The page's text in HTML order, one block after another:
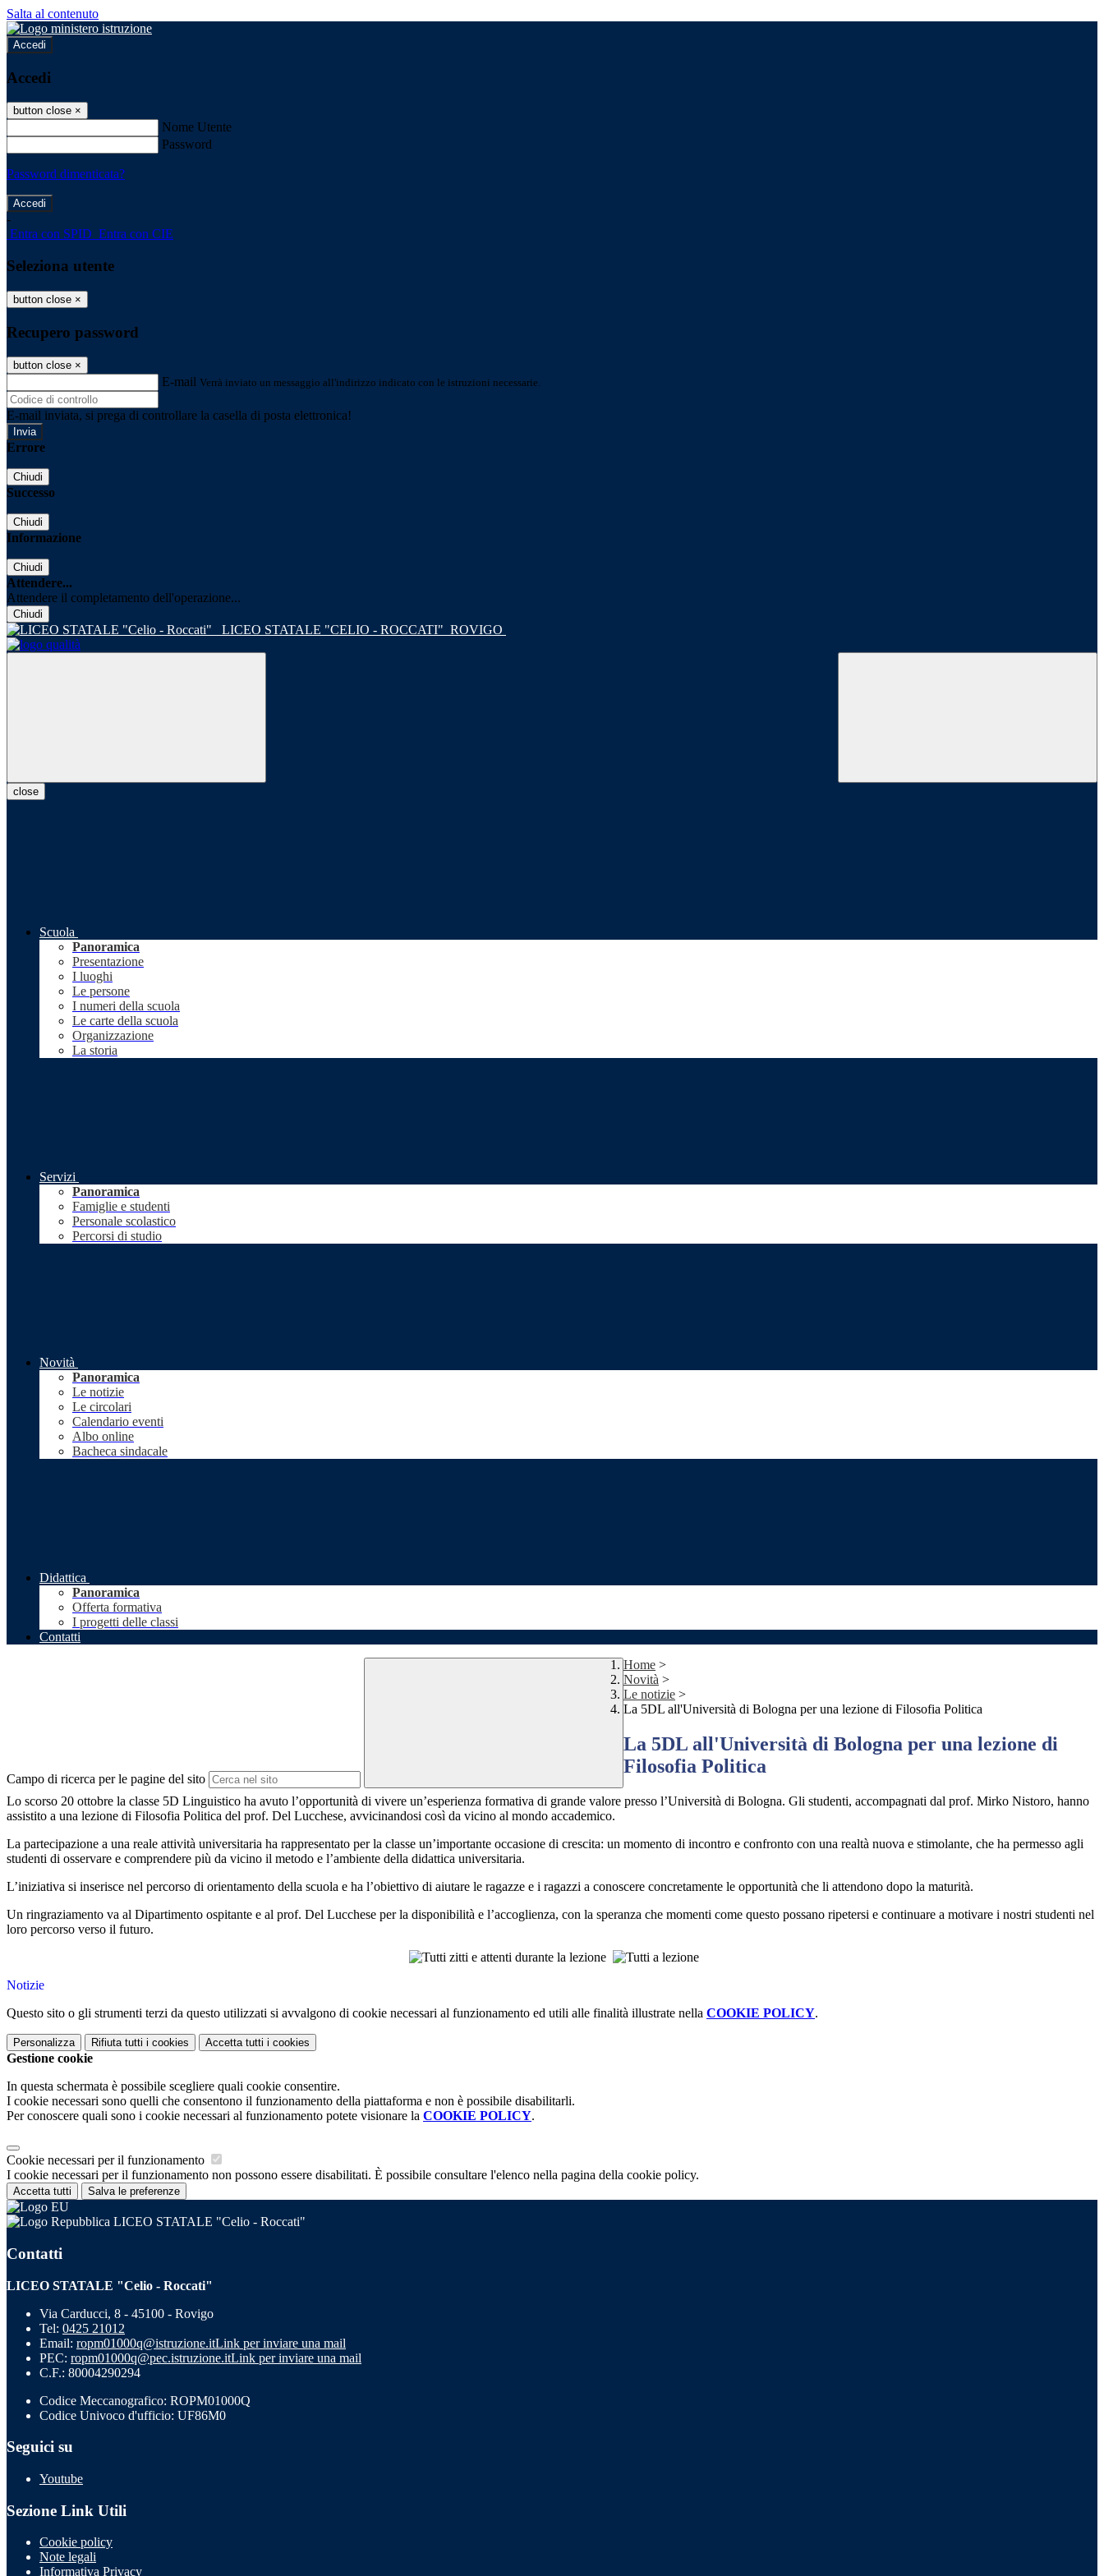
Salta al contenuto
Accedi
Accedi
button close ×
Nome Utente
Password
Password dimenticata?
-
Entra con SPID Entra con CIE
Seleziona utente
button close ×
Recupero password
button close ×
E-mail Verrà inviato un messaggio all'indirizzo indicato con le istruzioni necessarie.
E-mail inviata, si prega di controllare la casella di posta elettronica!
Errore
Chiudi
Successo
Chiudi
Informazione
Chiudi
Attendere...
Attendere il completamento dell'operazione...
Chiudi
LICEO STATALE "CELIO - ROCCATI" ROVIGO
close
Scuola
Panoramica
Presentazione
I luoghi
Le persone
I numeri della scuola
Le carte della scuola
Organizzazione
La storia
Servizi
Panoramica
Famiglie e studenti
Personale scolastico
Percorsi di studio
Novità
Panoramica
Le notizie
Le circolari
Calendario eventi
Albo online
Bacheca sindacale
Didattica
Panoramica
Offerta formativa
I progetti delle classi
Contatti
Campo di ricerca per le pagine del sito
Home >
Novità >
Le notizie >
La 5DL all'Università di Bologna per una lezione di Filosofia Politica
La 5DL all'Università di Bologna per una lezione di
Filosofia Politica
Lo scorso 20 ottobre la classe 5D Linguistico ha avuto l’opportunità di vivere un’esperienza formativa di grande valore presso l’Università di Bologna. Gli studenti, accompagnati dal prof. Mirko Nistoro, hanno
assistito a una lezione di Filosofia Politica del prof. Del Lucchese, avvicinandosi così da vicino al mondo accademico.
La partecipazione a una reale attività universitaria ha rappresentato per la classe un’importante occasione di crescita: un momento di incontro e confronto con una realtà nuova e stimolante, che ha permesso agli
studenti di osservare e comprendere più da vicino il metodo e l’ambiente della didattica universitaria.
L’iniziativa si inserisce nel percorso di orientamento della scuola e ha l’obiettivo di aiutare le ragazze e i ragazzi a conoscere concretamente le opportunità che li attendono dopo la maturità.
Un ringraziamento va al Dipartimento ospitante e al prof. Del Lucchese per la disponibilità e l’accoglienza, con la speranza che momenti come questo possano ripetersi e continuare a motivare i nostri studenti nel
loro percorso verso il futuro.
Notizie
Questo sito o gli strumenti terzi da questo utilizzati si avvalgono di cookie necessari al funzionamento ed utili alle finalità illustrate nella COOKIE POLICY.
Personalizza Rifiuta tutti i cookies Accetta tutti i cookies
Gestione cookie
In questa schermata è possibile scegliere quali cookie consentire.
I cookie necessari sono quelli che consentono il funzionamento della piattaforma e non è possibile disabilitarli.
Per conoscere quali sono i cookie necessari al funzionamento potete visionare la COOKIE POLICY.
Cookie necessari per il funzionamento
I cookie necessari per il funzionamento non possono essere disabilitati. È possibile consultare l'elenco nella pagina della cookie policy.
Accetta tutti Salva le preferenze
LICEO STATALE "Celio - Roccati"
Contatti
LICEO STATALE "Celio - Roccati"
Via Carducci, 8 - 45100 - Rovigo
Tel: 0425 21012
Email: ropm01000q@istruzione.itLink per inviare una mail
PEC: ropm01000q@pec.istruzione.itLink per inviare una mail
C.F.: 80004290294
Codice Meccanografico: ROPM01000Q
Codice Univoco d'ufficio: UF86M0
Seguici su
Youtube
Sezione Link Utili
Cookie policy
Note legali
Informativa Privacy